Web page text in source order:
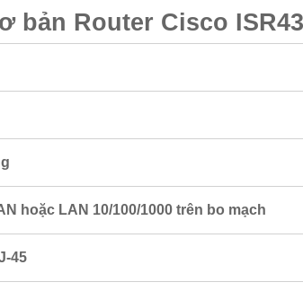
bản Router Cisco
hoặc LAN 10/100/1000 trên bo mạch
45